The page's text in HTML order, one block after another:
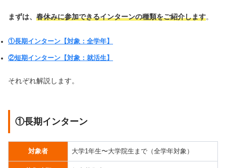
まずは、 春休みに参加できるインターンの種類をご紹介します。
①長期インターン【対象：全学年】
②短期インターン【対象：就活生】
それぞれ解説します。
①長期インターン
対象者 大学1年生〜大学院生まで（全学年対象）